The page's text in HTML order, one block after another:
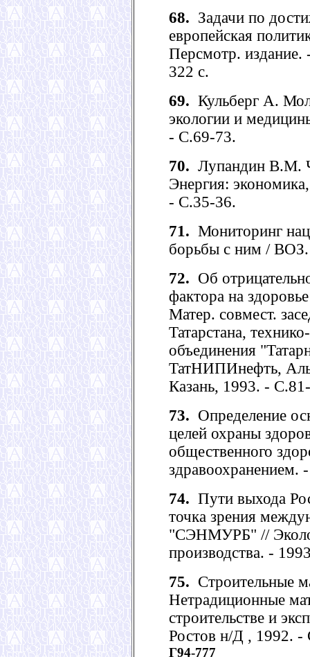
68. Задачи по
европейская
Персмотр.
322 с.
69. Кульберг А.
экологии и
- С.69-73.
70. Лупандин В.М.
Энергия:
- С.35-36.
71. Мониторинг
борьбы с ним /
72. Об
фактора на
Матер. совмест.
Татарстана,
объединения
ТатНИПИнефть,
Казань, 1993. -
73. Определение
целей охраны
общественного
74. Пути выхода
точка зрения
"СЭНМУРБ" //
производства. -
75. Строительные
Нетрадиционные
строительстве и
Ростов н/Д , 1992. -
Г94-777